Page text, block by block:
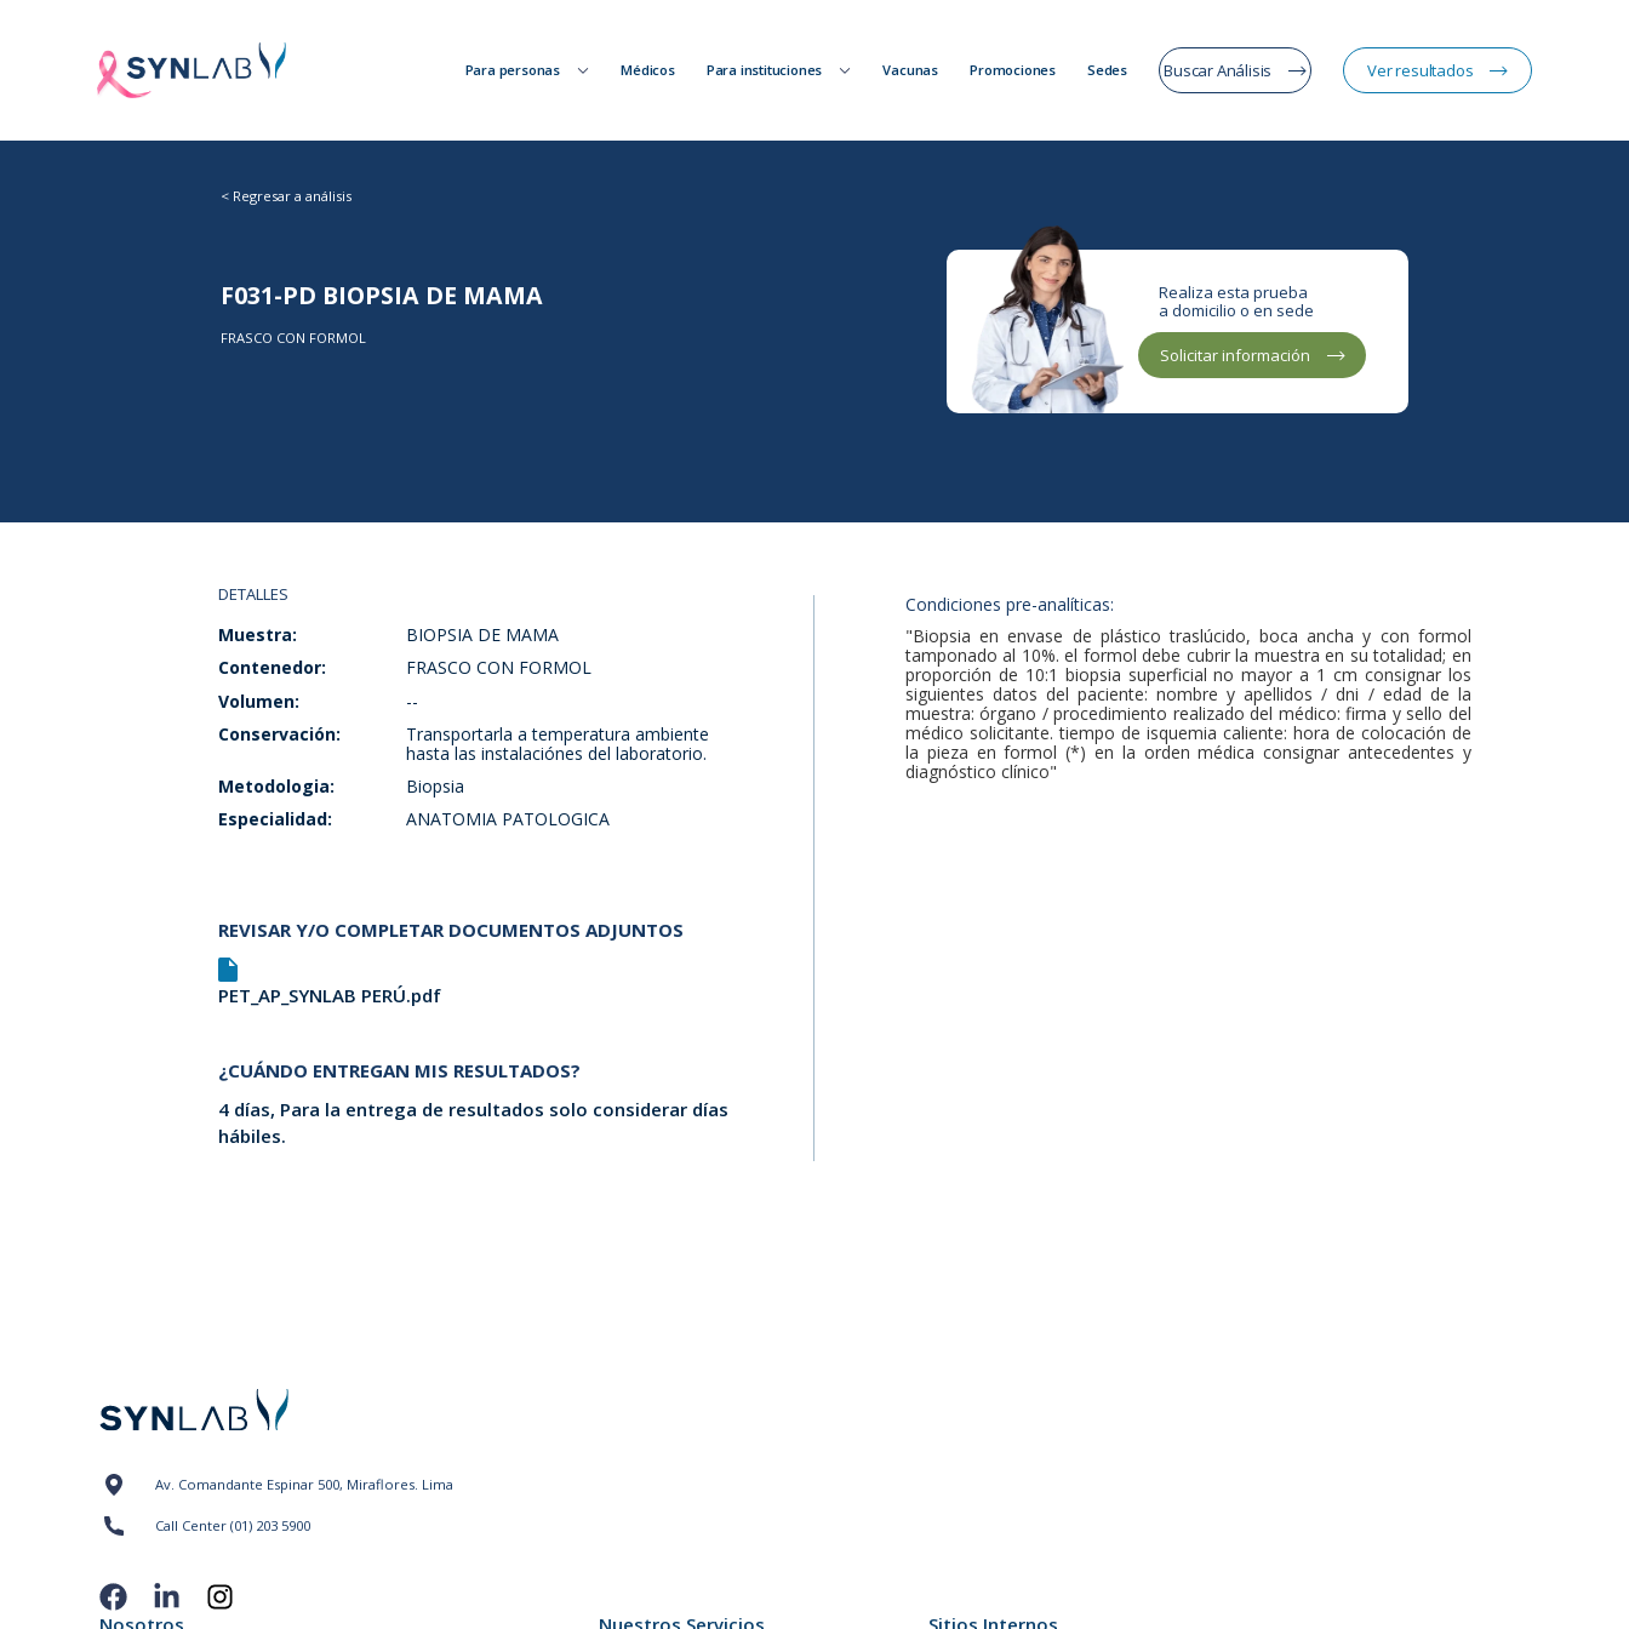
Para personas Médicos Para instituciones Vacunas Promociones Sedes Buscar Análisis Ver resultados
< Regresar a análisis
F031-PD BIOPSIA DE MAMA
FRASCO CON FORMOL
Realiza esta prueba
a domicilio o en sede
Solicitar información
DETALLES
Muestra:
BIOPSIA DE MAMA
Contenedor:
FRASCO CON FORMOL
Volumen:
--
Conservación:
Transportarla a temperatura ambiente
hasta las instalaciónes del laboratorio.
Metodologia:
Biopsia
Especialidad:
ANATOMIA PATOLOGICA
REVISAR Y/O COMPLETAR DOCUMENTOS ADJUNTOS
PET_AP_SYNLAB PERÚ.pdf
¿CUÁNDO ENTREGAN MIS RESULTADOS?
4 días, Para la entrega de resultados solo considerar días
hábiles.
Condiciones pre-analíticas:
"Biopsia en envase de plástico traslúcido, boca ancha y con formol
tamponado al 10%. el formol debe cubrir la muestra en su totalidad; en
proporción de 10:1 biopsia superficial no mayor a 1 cm consignar los
siguientes datos del paciente: nombre y apellidos / dni / edad de la
muestra: órgano / procedimiento realizado del médico: firma y sello del
médico solicitante. tiempo de isquemia caliente: hora de colocación de
la pieza en formol (*) en la orden médica consignar antecedentes y
diagnóstico clínico"
Av. Comandante Espinar 500, Miraflores. Lima
Call Center (01) 203 5900
Nosotros Nuestros Servicios Sitios Internos